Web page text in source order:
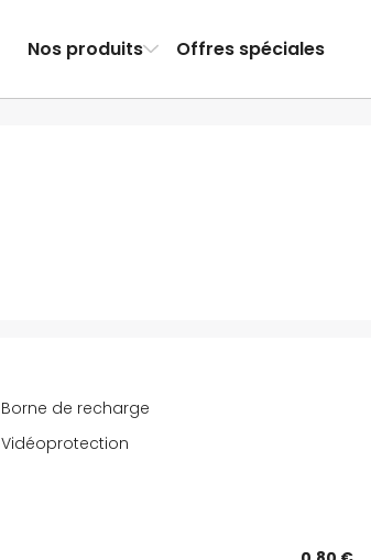
Nos produits Offres spéciales
Borne de recharge
Vidéoprotection